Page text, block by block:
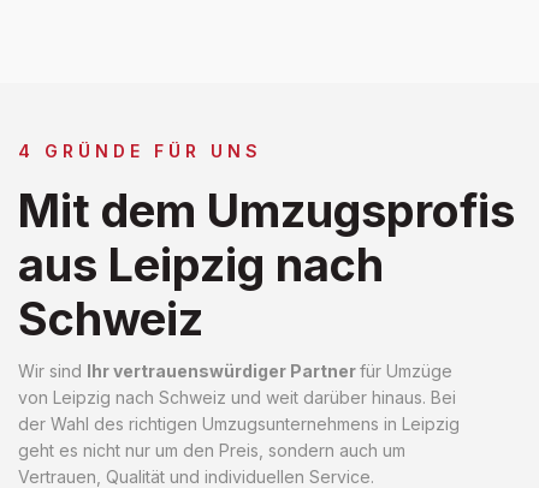
4 GRÜNDE FÜR UNS
Mit dem Umzugsprofis
aus Leipzig nach
Schweiz
Wir sind Ihr vertrauenswürdiger Partnerfür Umzüge
von Leipzig nach Schweiz und weit darüber hinaus. Bei
der Wahl des richtigen Umzugsunternehmens in Leipzig
geht es nicht nur um den Preis, sondern auch um
Vertrauen, Qualität und individuellen Service.